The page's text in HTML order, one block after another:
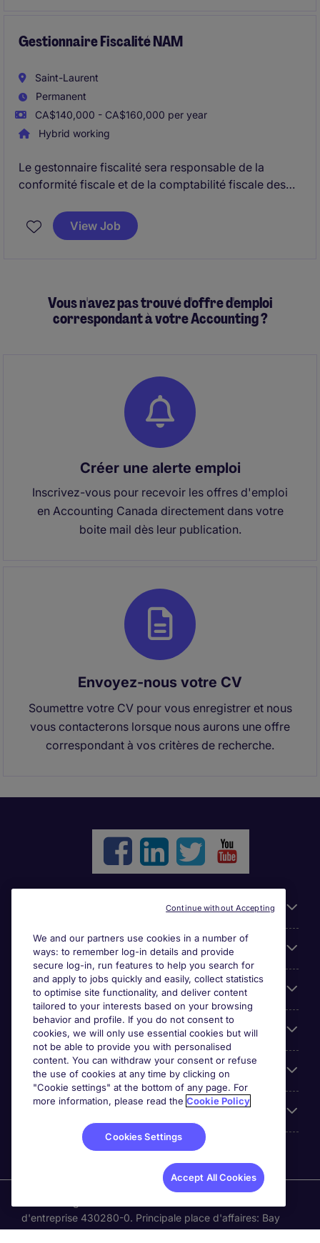
les négociations avec les fournisseurs.
Gestionnaire Fiscalité NAM
Saint-Laurent
Permanent
CA$140,000 - CA$160,000 per year
Hybrid working
Le gestonnaire fiscalité sera responsable de la
conformité fiscale et de la comptabilité fiscale des
en soutenant les projets de planification fiscale, les
vérifications et les initiatives d'amélioration des
View Job
Vous n'avez pas trouvé d'offre d'emploi
correspondant à votre Accounting ?
Créer une alerte emploi
Inscrivez-vous pour recevoir les offres d'emploi
en Accounting Canada directement dans votre
boite mail dès leur publication.
Envoyez-nous votre CV
Soumettre votre CV pour vous enregistrer et nous
vous contacterons lorsque nous aurons une offre
correspondant à vos critères de recherche.
Parcourir nos offres
Cookie settings
Espace Entreprises
Qui Sommes-Nous ?
d'entreprise 430280-0. Principale place d'affaires: Bay
Adelaide Centre, 333 Bay St, Suite 515, Toronto ON, M5H
We and our partners use cookies in a number of
ways: to remember log-in details and provide
secure log-in, run features to help you search for
and apply to jobs quickly and easily, collect statistics
to optimise site functionality, and deliver content
tailored to your interests based on your browsing
behavior and profile. If you do not consent to
cookies, we will only use essential cookies but will
not be able to provide you with personalised
content. You can withdraw your consent or refuse
the use of cookies at any time by clicking on
"Cookie settings" at the bottom of any page. For
more information, please read the Cookie Policy
Cookies Settings
Accept All Cookies
Continue without Accepting